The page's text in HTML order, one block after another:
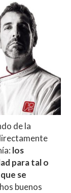
de la
los
para tal o
se
buenos